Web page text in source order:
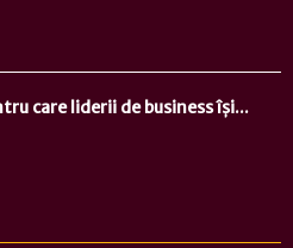
care liderii de business își...